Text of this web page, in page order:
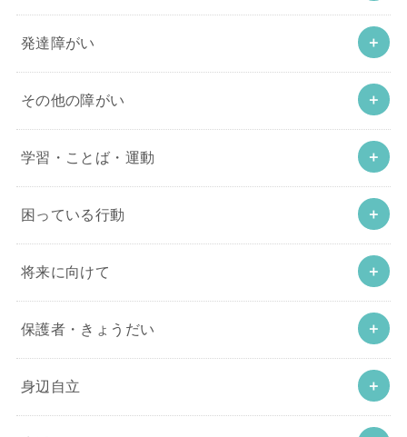
発達障がい
その他の障がい
学習・ことば・運動
困っている行動
将来に向けて
保護者・きょうだい
身辺自立